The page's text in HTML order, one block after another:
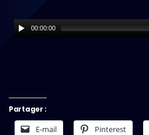
00:00:00
Partager :
E-mail Pinterest